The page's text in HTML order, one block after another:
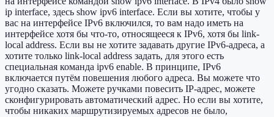
ip interface, здесь show ipv6 interface. Если вы хотите, чтобы у
вас на интерфейсе IPv6 включился, то вам надо иметь на
интерфейсе хотя бы что-то, относящееся к IPv6, хотя бы link-
local address. Если вы не хотите задавать другие IPv6-адреса, а
хотите только link-local address задать, для этого есть
специальная команда ipv6 enable. В принципе, IPv6
включается путём повешения любого адреса. Вы можете что
угодно сказать. Можете ручками повесить IP-адрес, можете
сконфигурировать автоматический адрес. Но если вы хотите,
чтобы никаких маршрутизируемых адресов не было,